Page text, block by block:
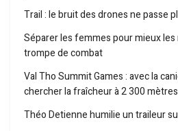
Trail : le bruit des drones ne passe
Séparer les femmes pour mieux
trompe de combat
Val Tho Summit Games : avec la
chercher la fraîcheur à 2 300
Théo Detienne humilie un traileur